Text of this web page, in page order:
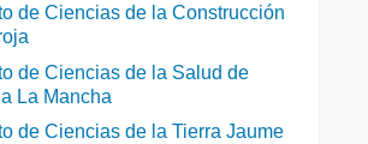
de Ciencias de la Construcción
de Ciencias de la Salud de
La Mancha
de Ciencias de la Tierra Jaume